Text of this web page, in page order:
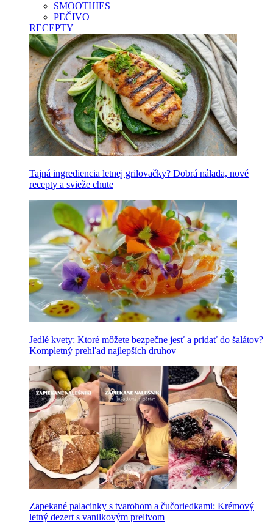
SMOOTHIES
PEČIVO
RECEPTY
Tajná ingrediencia letnej grilovačky? Dobrá nálada, nové
recepty a svieže chute
Jedlé kvety: Ktoré môžete bezpečne jesť a pridať do šalátov?
Kompletný prehľad najlepších druhov
Zapekané palacinky s tvarohom a čučoriedkami: Krémový
letný dezert s vanilkovým prelivom